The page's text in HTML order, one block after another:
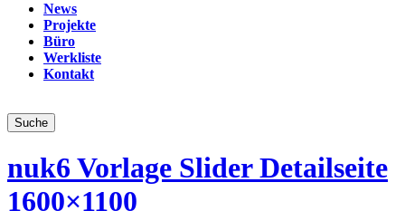
News
Projekte
Büro
Werkliste
Kontakt
nuk6 Vorlage Slider Detailseite
1600×1100